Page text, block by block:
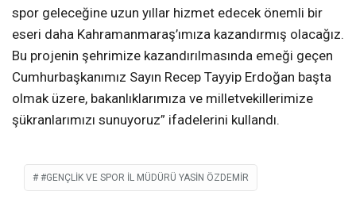
spor geleceğine uzun yıllar hizmet edecek önemli bir
eseri daha Kahramanmaraş’ımıza kazandırmış olacağız.
Bu projenin şehrimize kazandırılmasında emeği geçen
Cumhurbaşkanımız Sayın Recep Tayyip Erdoğan başta
olmak üzere, bakanlıklarımıza ve milletvekillerimize
şükranlarımızı sunuyoruz” ifadelerini kullandı.
#GENÇLIK VE SPOR İL MÜDÜRÜ YASIN ÖZDEMIR